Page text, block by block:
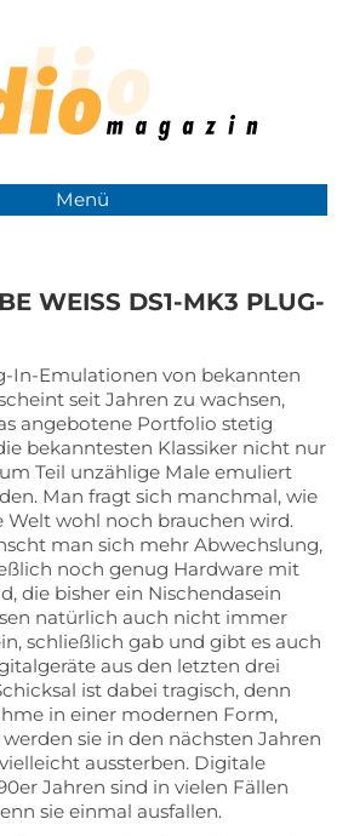
Menü
WEISS DS1-MK3 PLUG-
In-Emulationen von bekannten
seit Jahren zu wachsen,
angebotene Portfolio stetig
bekanntesten Klassiker nicht nur
Teil unzählige Male emuliert
Man fragt sich manchmal, wie
Welt wohl noch brauchen wird.
man sich mehr Abwechslung,
noch genug Hardware mit
die bisher ein Nischendasein
natürlich auch nicht immer
schließlich gab und gibt es auch
aus den letzten drei
ist dabei tragisch, denn
in einer modernen Form,
sie in den nächsten Jahren
aussterben. Digitale
Jahren sind in vielen Fällen
sie einmal ausfallen.